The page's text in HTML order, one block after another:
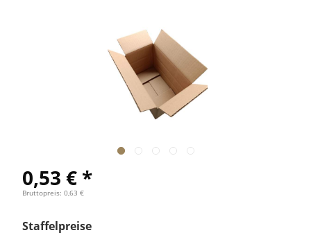
0,53 € *
Bruttopreis: 0,63 €
Staffelpreise